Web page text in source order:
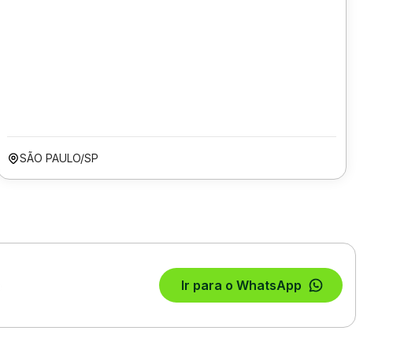
SÃO PAULO/SP
Ir para o WhatsApp